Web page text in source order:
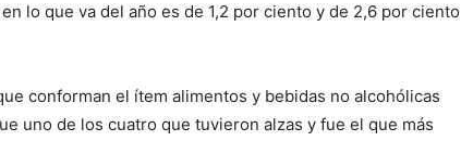
lo que va del año es de 1,2 por ciento y de 2,6 por ciento
conforman el ítem alimentos y bebidas no alcohólicas
uno de los cuatro que tuvieron alzas y fue el que más